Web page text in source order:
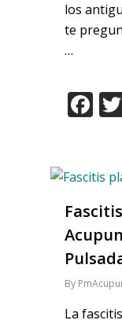
los
te
…
By
La